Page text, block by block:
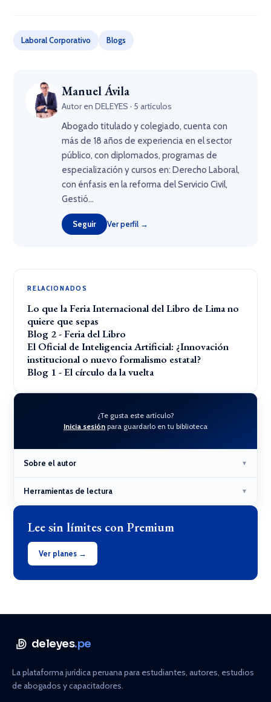
Laboral Corporativo Blogs
Manuel Ávila
Autor en DELEYES · 5 artículos
Abogado titulado y colegiado, cuenta con
más de 18 años de experiencia en el sector
público, con diplomados, programas de
especialización y cursos en: Derecho Laboral,
con énfasis en la reforma del Servicio Civil,
Gestió...
Seguir Ver perfil →
RELACIONADOS
Lo que la Feria Internacional del Libro de Lima no
quiere que sepas
Blog 2 - Feria del Libro
El Oficial de Inteligencia Artificial: ¿Innovación
institucional o nuevo formalismo estatal?
Blog 1 - El círculo da la vuelta
¿Te gusta este artículo?
Inicia sesión para guardarlo en tu biblioteca
Sobre el autor ▼
Herramientas de lectura ▼
Lee sin límites con Premium
Ver planes →
deleyes.pe
La plataforma jurídica peruana para estudiantes, autores, estudios
de abogados y capacitadores.